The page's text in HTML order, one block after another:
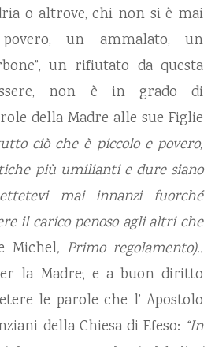
o altrove, chi non si è mai
un ammalato, un
un rifiutato da questa
non è in grado di
della Madre alle sue Figlie
ciò che è piccolo e povero,
più umilianti e dure siano
mai innanzi fuorché
il carico penoso agli altri che
Michel, Primo regolamento)..
la Madre; e a buon diritto
le parole che l’ Apostolo
della Chiesa di Efeso: “In